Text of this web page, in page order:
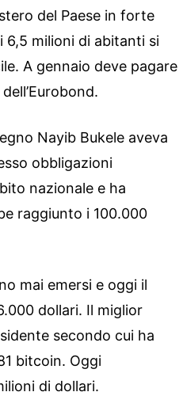
del Paese in forte
6,5 milioni di abitanti si
A gennaio deve pagare
Nayib Bukele aveva
obbligazioni
nazionale e ha
raggiunto i 100.000
mai emersi e oggi il
dollari. Il miglior
secondo cui ha
bitcoin. Oggi
di dollari.